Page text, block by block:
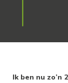
Ik ben nu